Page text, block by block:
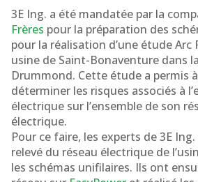
3E Ing. a été mandatée par la
Frères pour la préparation des
pour la réalisation d’une étude Arc
usine de Saint-Bonaventure dans
Drummond. Cette étude a permis
déterminer les risques associés à
électrique sur l’ensemble de son
électrique.
Pour ce faire, les experts de 3E
relevé du réseau électrique de
les schémas unifilaires. Ils ont